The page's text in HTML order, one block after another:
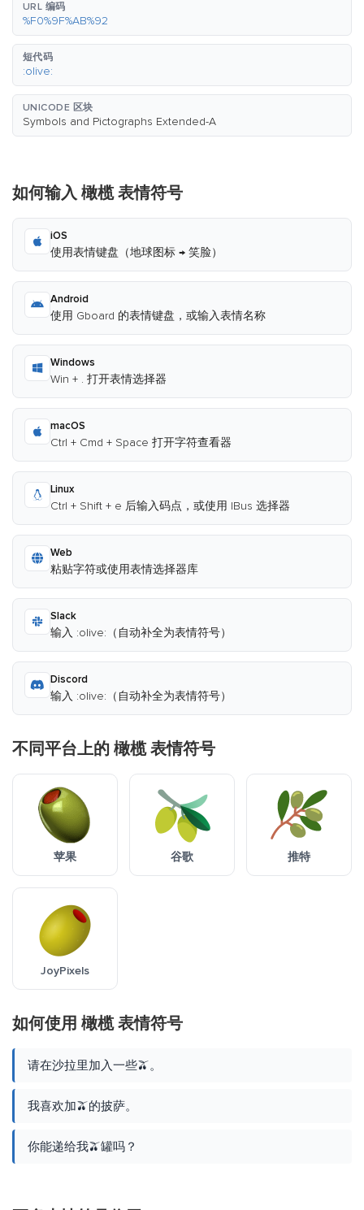
URL 编码
%F0%9F%AB%92
短代码
:olive:
UNICODE 区块
Symbols and Pictographs Extended-A
如何输入 橄榄 表情符号
iOS
使用表情键盘（地球图标 → 笑脸）
Android
使用 Gboard 的表情键盘，或输入表情名称
Windows
Win + . 打开表情选择器
macOS
Ctrl + Cmd + Space 打开字符查看器
Linux
Ctrl + Shift + e 后输入码点，或使用 IBus 选择器
Web
粘贴字符或使用表情选择器库
Slack
输入 :olive:（自动补全为表情符号）
Discord
输入 :olive:（自动补全为表情符号）
不同平台上的 橄榄 表情符号
苹果 谷歌 推特
JoyPixels
如何使用 橄榄 表情符号
请在沙拉里加入一些🫒。
我喜欢加🫒的披萨。
你能递给我🫒罐吗？